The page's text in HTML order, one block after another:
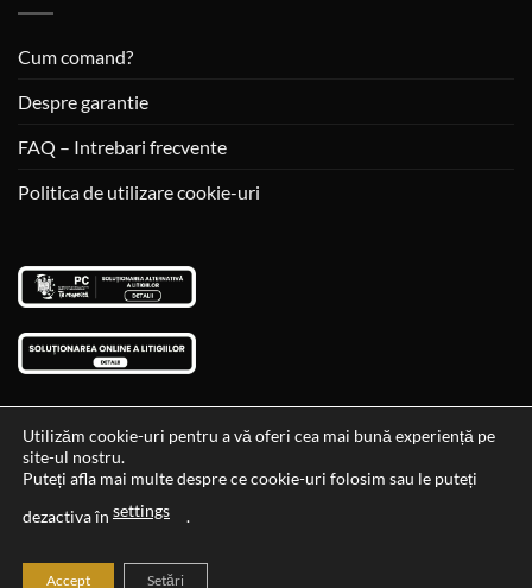
Cum comand?
Despre garantie
FAQ – Intrebari frecvente
Politica de utilizare cookie-uri
Data si ora ultimei actualizari al stocului si ale preturilor: 29-12-
Utilizăm cookie-uri pentru a vă oferi cea mai bună experiență pe
site-ul nostru.
Puteți afla mai multe despre ce cookie-uri folosim sau le puteți
dezactiva în settings .
Accept Setări